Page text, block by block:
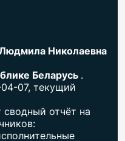
Николаевна
Беларусь .
07, текущий
отчёт на